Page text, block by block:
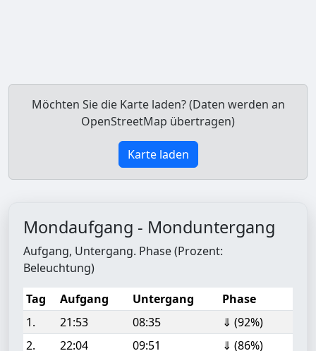
Möchten Sie die Karte laden? (Daten werden an
OpenStreetMap übertragen)
Karte laden
Mondaufgang - Monduntergang
Aufgang, Untergang. Phase (Prozent:
Beleuchtung)
Tag
Aufgang Untergang
Phase
1.
21:53 08:35
⇓ (92%)
2.
22:04 09:51
⇓ (86%)